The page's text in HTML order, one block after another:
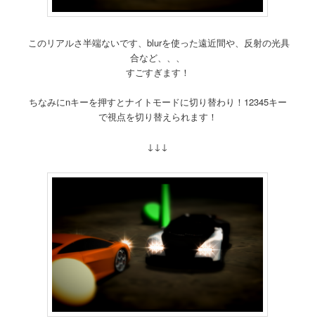
このリアルさ半端ないです、blurを使った遠近間や、反射の光具
合など、、、
すごすぎます！
ちなみにnキーを押すとナイトモードに切り替わり！12345キー
で視点を切り替えられます！
↓↓↓